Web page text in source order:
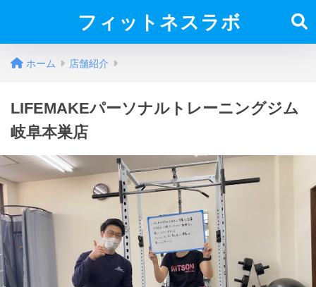
フィットネスラボ
ホーム 店舗紹介
LIFEMAKEパーソナルトレーニングジム
岐阜本巣店